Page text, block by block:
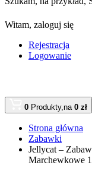
Witam, zaloguj się
Rejestracja
Logowanie
0 Produkty,na 0 zł
Strona główna
Zabawki
Jellycat –
Marchewkowe